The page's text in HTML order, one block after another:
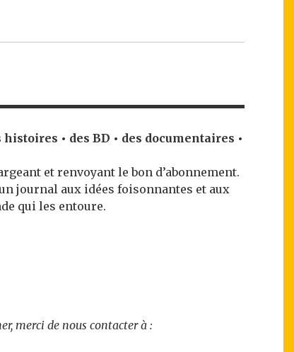
• des BD • des documentaires •
et renvoyant le bon d’abonnement.
journal aux idées foisonnantes et aux
qui les entoure.
merci de nous contacter à :